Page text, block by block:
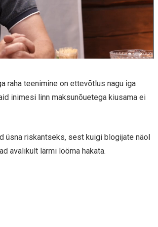
raha teenimine on ettevõtlus nagu iga
inimesi linn maksunõuetega kiusama ei
üsna riskantseks, sest kuigi blogijate näol
avalikult lärmi lööma hakata.